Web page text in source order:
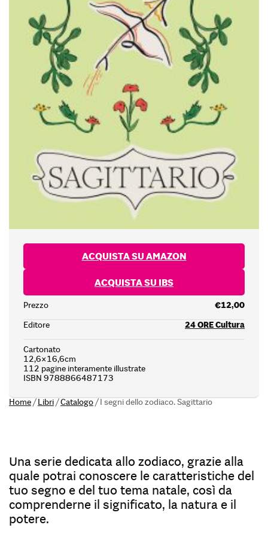
ACQUISTA SU AMAZON
ACQUISTA SU IBS
Prezzo
€12,00
Editore
24 ORE Cultura
Cartonato
12,6×16,6cm
112 pagine interamente illustrate
ISBN 9788866487173
Home/Libri/Catalogo/I segni dello zodiaco. Sagittario
Una serie dedicata allo zodiaco, grazie alla
quale potrai conoscere le caratteristiche del
tuo segno e del tuo tema natale, così da
comprenderne il significato, la natura e il
potere.